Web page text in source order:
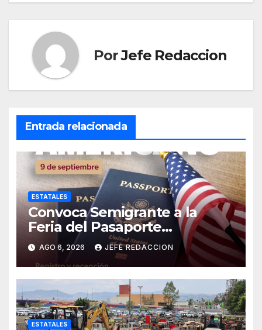
PorJefe Redaccion
Entrada relacionada
ESTATALES
Convoca Semigrante a la
Feria del Pasaporte
Estadounidense 2026
AGO 6, 2026 JEFE REDACCION
ESTATALES